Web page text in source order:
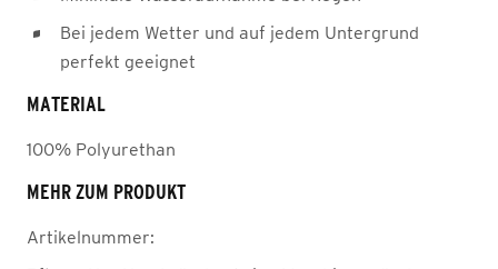
Bei jedem Wetter und auf jedem Untergrund
perfekt geeignet
MATERIAL
100% Polyurethan
MEHR ZUM PRODUKT
Artikelnummer: